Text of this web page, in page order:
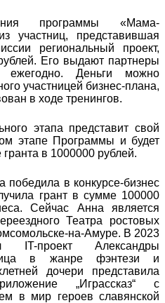
программы «Мама-
участниц, представившая
региональный проект,
Его выдают партнеры
ежегодно. Деньги можно
участницей бизнес-плана,
в ходе тренингов.
этапа представит свой
этапе Программы и будет
в 1000000 рублей.
в конкурсе-бизнес
грант в сумме 100000
Сейчас Анна является
Театра ростовых
на-Амуре. В 2023
проект Александры
в жанре фэнтези и
дочери представила
„Играссказ“ с
в мир героев славянской